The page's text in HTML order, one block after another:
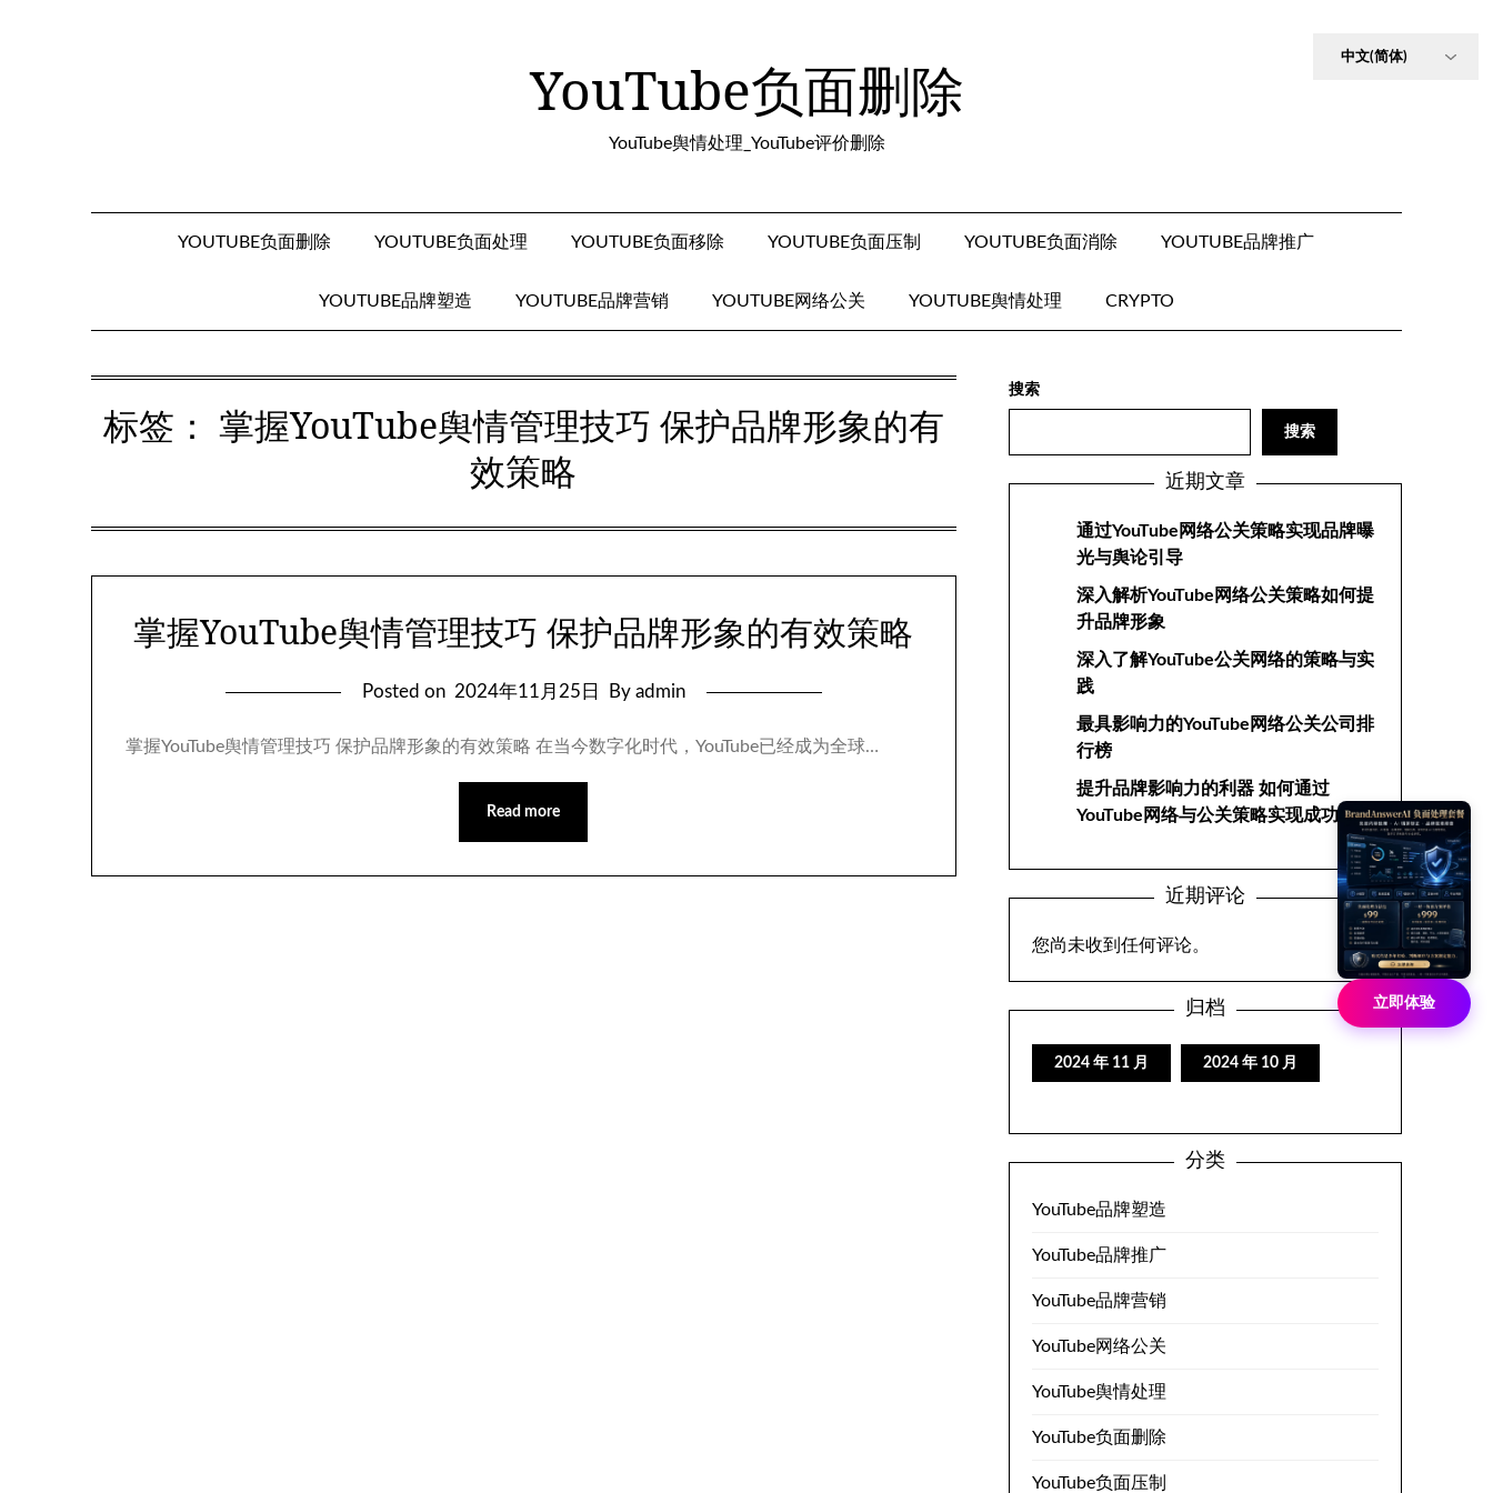
YouTube负面删除
YouTube舆情处理_YouTube评价删除
YOUTUBE负面删除 YOUTUBE负面处理 YOUTUBE负面移除 YOUTUBE负面压制 YOUTUBE负面消除 YOUTUBE品牌推广
YOUTUBE品牌塑造 YOUTUBE品牌营销 YOUTUBE网络公关 YOUTUBE舆情处理 CRYPTO
标签： 掌握YouTube舆情管理技巧 保护品牌形象的有
效策略
掌握YouTube舆情管理技巧 保护品牌形象的有效策略
Posted on 2024年11月25日 By admin
掌握YouTube舆情管理技巧 保护品牌形象的有效策略 在当今数字化时代，YouTube已经成为全球…
Read more
搜索
搜索
近期文章
通过YouTube网络公关策略实现品牌曝
光与舆论引导
深入解析YouTube网络公关策略如何提
升品牌形象
深入了解YouTube公关网络的策略与实
践
最具影响力的YouTube网络公关公司排
行榜
提升品牌影响力的利器 如何通过
YouTube网络与公关策略实现成功
近期评论
您尚未收到任何评论。
归档
2024 年 11 月 2024 年 10 月
分类
YouTube品牌塑造
YouTube品牌推广
YouTube品牌营销
YouTube网络公关
YouTube舆情处理
YouTube负面删除
YouTube负面压制
立即体验